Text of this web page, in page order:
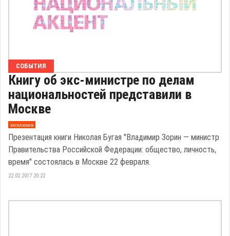
СОБЫТИЯ
Книгу об экс-министре по делам
национальностей представили в
Москве
эксклюзив
Презентация книги Николая Бугая "Владимир Зорин — министр
Правительства Российской Федерации: общество, личность,
время" состоялась в Москве 22 февраля.
22.02.2017 20:22